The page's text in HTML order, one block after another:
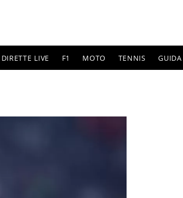
DIRETTE LIVE F1 MOTO TENNIS